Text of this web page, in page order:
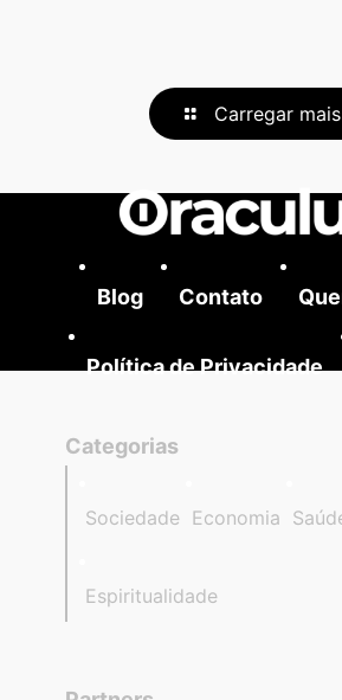
Carregar mais
Blog Contato
Política de Privacidade
Categorias
Sociedade Economia
Espiritualidade